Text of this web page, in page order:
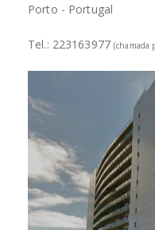
Porto - Portugal
Tel.: 223163977(chamada